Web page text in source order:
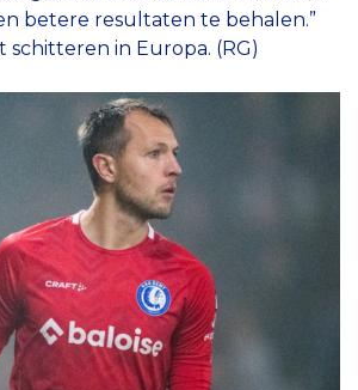
betere resultaten te behalen.”
schitteren in Europa. (RG)